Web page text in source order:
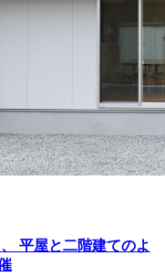
平屋と二階建てのよ